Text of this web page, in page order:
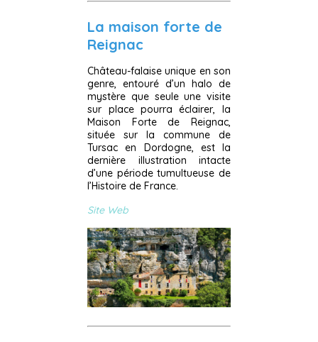
La maison forte de
Reignac
Château-falaise unique en son
genre, entouré d’un halo de
mystère que seule une visite
sur place pourra éclairer, la
Maison Forte de Reignac,
située sur la commune de
Tursac en Dordogne, est la
dernière illustration intacte
d’une période tumultueuse de
l’Histoire de France.
Site Web